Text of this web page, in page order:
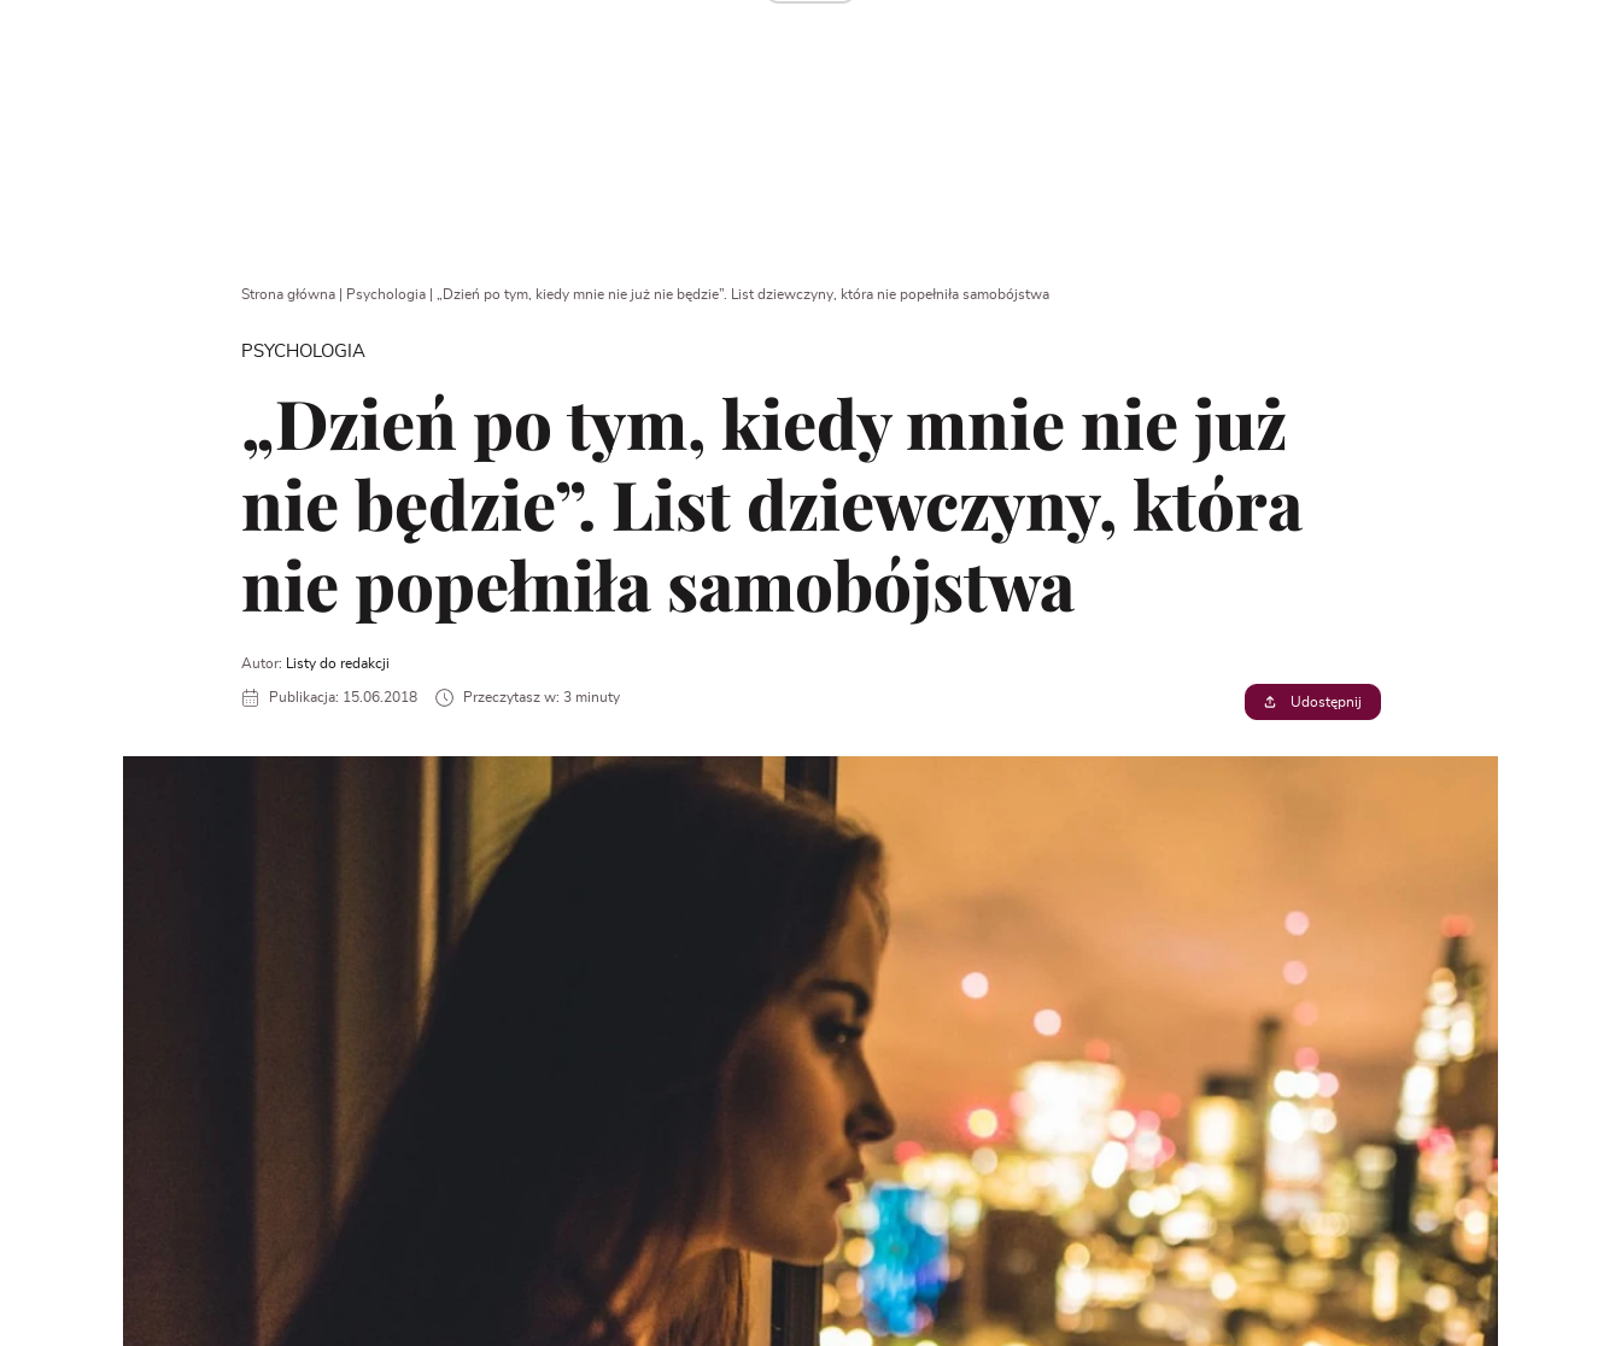
Strona główna| Psychologia| „Dzień po tym, kiedy mnie nie już nie będzie”. List dziewczyny, która nie popełniła samobójstwa
PSYCHOLOGIA
„Dzień po tym, kiedy mnie nie już
nie będzie”. List dziewczyny, która
nie popełniła samobójstwa
Autor: Listy do redakcji
Publikacja: 15.06.2018 Przeczytasz w: 3 minuty Udostępnij